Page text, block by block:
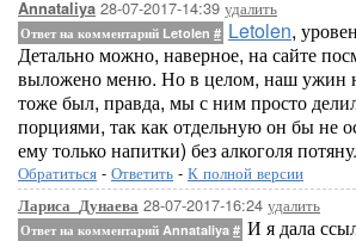
Annataliya 28-07-2017-14:39 удалить
Ответ на комментарий Letolen # Letolen,
Детально можно, наверное, на сайте
выложено меню. Но в целом, наш ужин
тоже был, правда, мы с ним просто
порциями, так как отдельную он бы не
ему только напитки) без алкоголя
Обратиться - Ответить - К полной версии
Лариса_Дунаева 28-07-2017-16:24 удалить
Ответ на комментарий Annataliya # И я дала